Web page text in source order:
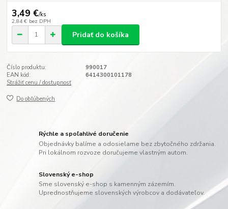
3,49 €/ks
2,84 € bez DPH
Pridať do košíka
Číslo produktu:
990017
EAN kód:
6414300101178
Strážiť cenu / dostupnosť
Do obľúbených
Rýchle a spoľahlivé doručenie
Objednávky balíme a odosielame bez zbytočného zdržania.
Pri lokálnom rozvoze doručujeme vlastným autom.
Slovenský e-shop
Sme slovenský e-shop s kamenným zázemím.
Uprednostňujeme slovenských výrobcov a dodávateľov.